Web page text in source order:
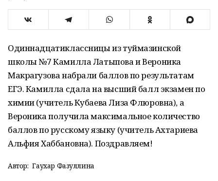
Одиннадцатиклассницы из туймазинской
школы №7 Камилла Латыпова и Вероника
Макрагузова набрали баллов по результатам
ЕГЭ. Камилла сдала на высший балл экзамен по
химии (учитель Кубаева Лиза Флюровна), а
Вероника получила максимальное количество
баллов по русскому языку (учитель Ахтариева
Альфия Хаббановна). Поздравляем!
Автор: Гаухар Фазуллина